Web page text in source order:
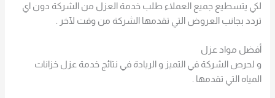
لكي يتسطيع جميع العملاء طلب خدمة العزل من الشركة دون اي
تردد بجانب العروض التي تقدمها الشركة من وقت لآخر .
أفضل مواد عزل
و لحرص الشركة في التميز و الريادة في نتائج خدمة عزل خزانات
المياه التي تقدمها .